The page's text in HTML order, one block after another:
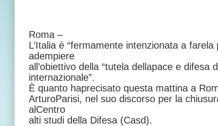
Roma –
L’Italia è “fermamente intenzionata a farela
adempiere
all’obiettivo della “tutela dellapace e difesa
internazionale”.
È quanto haprecisato questa mattina a
ArturoParisi, nel suo discorso per la
alCentro
alti studi della Difesa (Casd).